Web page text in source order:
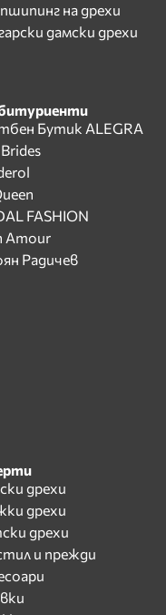
на дрехи
дамски дрехи
Бутик ALEGRA
FASHION
Amour
Радичев
дрехи
дрехи
дрехи
и прежди